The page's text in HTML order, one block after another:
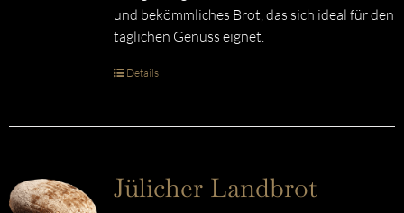
und bekömmliches Brot, das sich ideal für den
täglichen Genuss eignet.
Details
Jülicher Landbrot